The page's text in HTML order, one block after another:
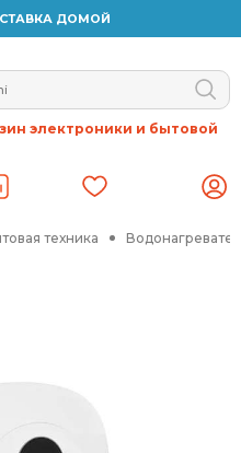
ДОМОЙ
электроники и бытовой
техника